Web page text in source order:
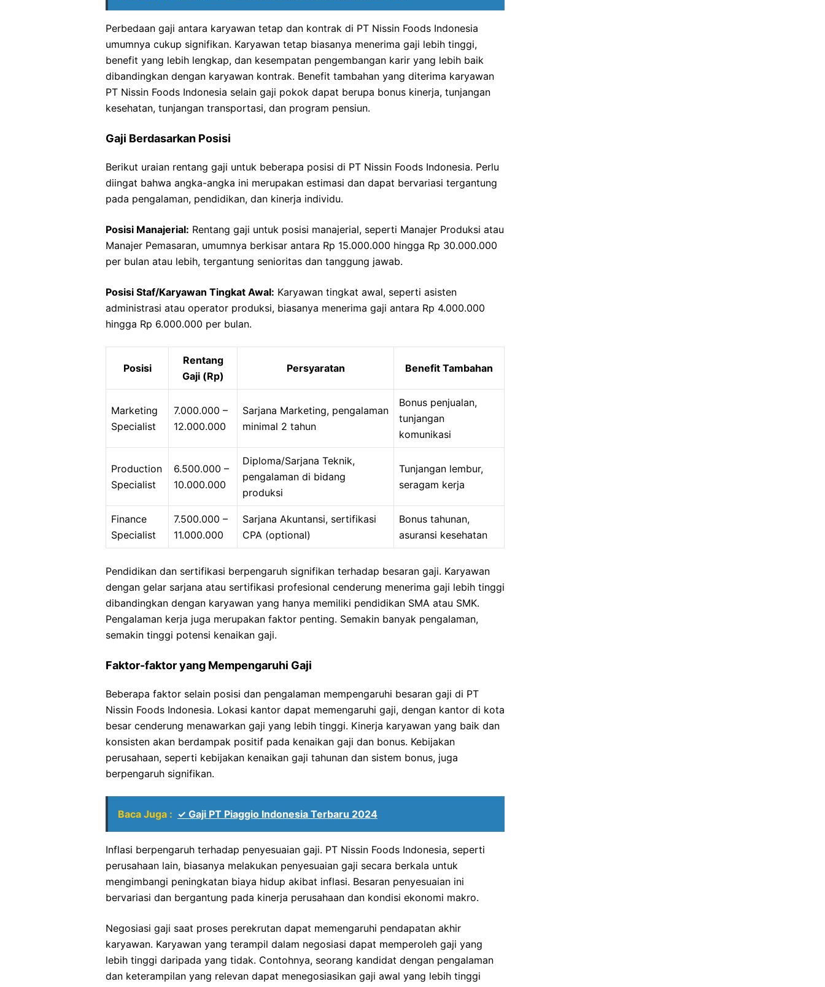
Perbedaan gaji antara karyawan tetap dan kontrak di PT Nissin Foods Indonesia
umumnya cukup signifikan. Karyawan tetap biasanya menerima gaji lebih tinggi,
benefit yang lebih lengkap, dan kesempatan pengembangan karir yang lebih baik
dibandingkan dengan karyawan kontrak. Benefit tambahan yang diterima karyawan
PT Nissin Foods Indonesia selain gaji pokok dapat berupa bonus kinerja, tunjangan
kesehatan, tunjangan transportasi, dan program pensiun.
Gaji Berdasarkan Posisi
Berikut uraian rentang gaji untuk beberapa posisi di PT Nissin Foods Indonesia. Perlu
diingat bahwa angka-angka ini merupakan estimasi dan dapat bervariasi tergantung
pada pengalaman, pendidikan, dan kinerja individu.
Posisi Manajerial: Rentang gaji untuk posisi manajerial, seperti Manajer Produksi atau
Manajer Pemasaran, umumnya berkisar antara Rp 15.000.000 hingga Rp 30.000.000
per bulan atau lebih, tergantung senioritas dan tanggung jawab.
Posisi Staf/Karyawan Tingkat Awal: Karyawan tingkat awal, seperti asisten
administrasi atau operator produksi, biasanya menerima gaji antara Rp 4.000.000
hingga Rp 6.000.000 per bulan.
Posisi
Rentang
Gaji (Rp)
Persyaratan Benefit Tambahan
Marketing
Specialist
7.000.000 –
12.000.000
Sarjana Marketing, pengalaman
minimal 2 tahun
Bonus penjualan,
tunjangan
komunikasi
Production
Specialist
6.500.000 –
10.000.000
Diploma/Sarjana Teknik,
pengalaman di bidang
produksi
Tunjangan lembur,
seragam kerja
Finance
Specialist
7.500.000 –
11.000.000
Sarjana Akuntansi, sertifikasi
CPA (optional)
Bonus tahunan,
asuransi kesehatan
Pendidikan dan sertifikasi berpengaruh signifikan terhadap besaran gaji. Karyawan
dengan gelar sarjana atau sertifikasi profesional cenderung menerima gaji lebih tinggi
dibandingkan dengan karyawan yang hanya memiliki pendidikan SMA atau SMK.
Pengalaman kerja juga merupakan faktor penting. Semakin banyak pengalaman,
semakin tinggi potensi kenaikan gaji.
Faktor-faktor yang Mempengaruhi Gaji
Beberapa faktor selain posisi dan pengalaman mempengaruhi besaran gaji di PT
Nissin Foods Indonesia. Lokasi kantor dapat memengaruhi gaji, dengan kantor di kota
besar cenderung menawarkan gaji yang lebih tinggi. Kinerja karyawan yang baik dan
konsisten akan berdampak positif pada kenaikan gaji dan bonus. Kebijakan
perusahaan, seperti kebijakan kenaikan gaji tahunan dan sistem bonus, juga
berpengaruh signifikan.
Baca Juga : ✓ Gaji PT Piaggio Indonesia Terbaru 2024
Inflasi berpengaruh terhadap penyesuaian gaji. PT Nissin Foods Indonesia, seperti
perusahaan lain, biasanya melakukan penyesuaian gaji secara berkala untuk
mengimbangi peningkatan biaya hidup akibat inflasi. Besaran penyesuaian ini
bervariasi dan bergantung pada kinerja perusahaan dan kondisi ekonomi makro.
Negosiasi gaji saat proses perekrutan dapat memengaruhi pendapatan akhir
karyawan. Karyawan yang terampil dalam negosiasi dapat memperoleh gaji yang
lebih tinggi daripada yang tidak. Contohnya, seorang kandidat dengan pengalaman
dan keterampilan yang relevan dapat menegosiasikan gaji awal yang lebih tinggi